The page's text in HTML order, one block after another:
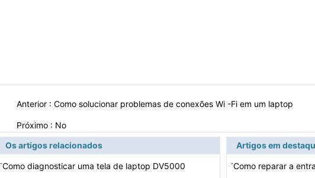
Anterior : Como solucionar problemas de conexões Wi -Fi em um laptop
Próximo : No
Os artigos relacionados
·Como diagnosticar uma tela de laptop DV5000
Artigos em
·Como reparar a